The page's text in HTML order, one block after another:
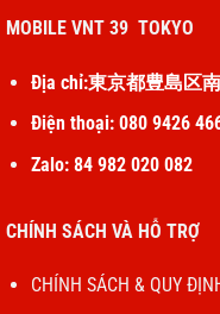
MOBILE VNT 39 TOKYO
Địa chỉ:東京都豊島区
Điện thoại: 080 9426
Zalo: 84 982 020 082
CHÍNH SÁCH VÀ HỖ TRỢ
CHÍNH SÁCH & QUY